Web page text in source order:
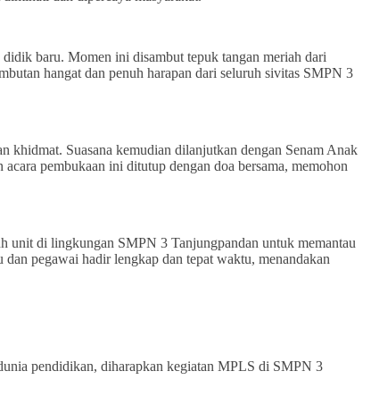
baru. Momen ini disambut tepuk tangan meriah dari
hangat dan penuh harapan dari seluruh sivitas SMPN 3
khidmat. Suasana kemudian dilanjutkan dengan Senam Anak
pembukaan ini ditutup dengan doa bersama, memohon
unit di lingkungan SMPN 3 Tanjungpandan untuk memantau
pegawai hadir lengkap dan tepat waktu, menandakan
pendidikan, diharapkan kegiatan MPLS di SMPN 3